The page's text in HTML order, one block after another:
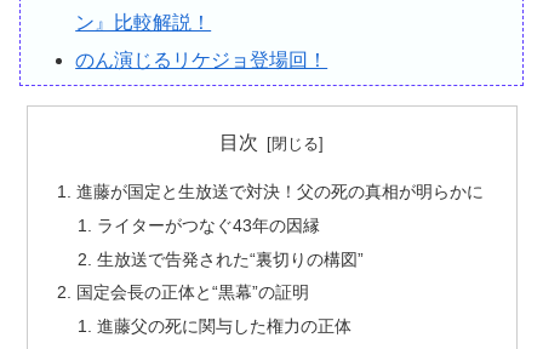
ン』比較解説！
のん演じるリケジョ登場回！
目次
進藤が国定と生放送で対決！父の死の真相が明らかに
ライターがつなぐ43年の因縁
生放送で告発された“裏切りの構図”
国定会長の正体と“黒幕”の証明
進藤父の死に関与した権力の正体